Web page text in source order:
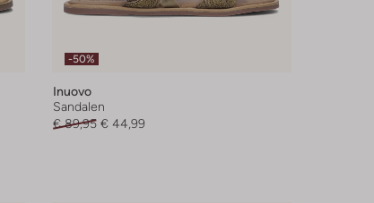
-50%
Inuovo
Sandalen
€ 89,95 € 44,99